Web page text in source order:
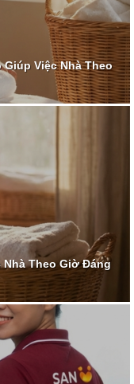
Việc Nhà Theo
Nhà Theo Giờ Đáng